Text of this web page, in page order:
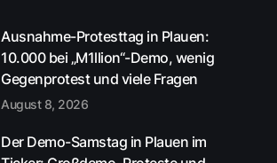
Ausnahme-Protesttag in Plauen:
10.000 bei „M1llion“-Demo, wenig
Gegenprotest und viele Fragen
August 8, 2026
Der Demo-Samstag in Plauen im